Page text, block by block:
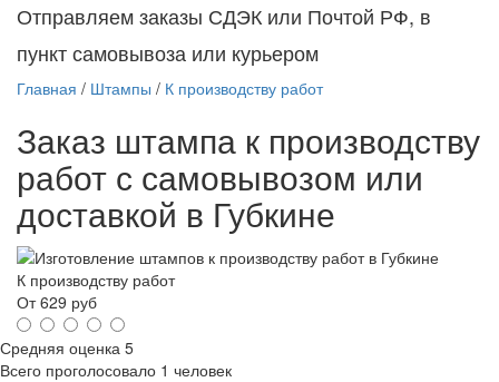
Отправляем заказы СДЭК или Почтой РФ, в
пункт самовывоза или курьером
Главная / Штампы / К производству работ
Заказ штампа к производству
работ с самовывозом или
доставкой в Губкине
К производству работ
От629 руб
Средняя оценка 5
Всего проголосовало 1 человек